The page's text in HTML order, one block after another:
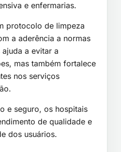
e enfermarias.
protocolo de limpeza
a aderência a normas
a evitar a
mas também fortalece
nos serviços
e seguro, os hospitais
de qualidade e
dos usuários.